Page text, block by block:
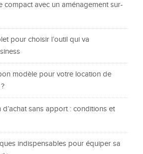
compact avec un aménagement sur-
pour choisir l’outil qui va
modèle pour votre location de
sans apport : conditions et
indispensables pour équiper sa